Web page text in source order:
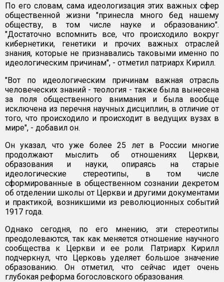
По его словам, сама идеологизация этих важных сфер
общественной жизни "принесла много бед нашему
обществу, в том числе науке и образованию".
"Достаточно вспомнить все, что происходило вокруг
кибернетики, генетики и прочих важных отраслей
знания, которые не признавались таковыми именно по
идеологическим причинам", - отметил патриарх Кирилл.
"Вот по идеологическим причинам важная отрасль
человеческих знаний - теология - также была вынесена
за поля общественного внимания и была вообще
исключена из перечня научных дисциплин, в отличие от
того, что происходило и происходит в ведущих вузах в
мире", - добавил он.
Он указал, что уже более 25 лет в России многие
продолжают мыслить об отношениях Церкви,
образования и науки, опираясь на старые
идеологические стереотипы, в том числе
сформированные в общественном сознании декретом
об отделении школы от Церкви и другими документами
и практикой, возникшими из революционных событий
1917 года.
Однако сегодня, по его мнению, эти стереотипы
преодолеваются, так как меняется отношение научного
сообщества к Церкви и ее роли. Патриарх Кирилл
подчеркнул, что Церковь уделяет большое значение
образованию. Он отметил, что сейчас идет очень
глубокая реформа богословского образования.